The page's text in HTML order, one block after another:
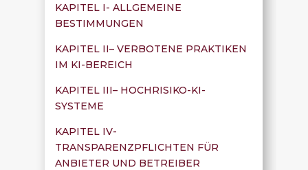
KAPITEL I- ALLGEMEINE
BESTIMMUNGEN
KAPITEL II– VERBOTENE PRAKTIKEN
IM KI-BEREICH
KAPITEL III– HOCHRISIKO-KI-
SYSTEME
KAPITEL IV-
TRANSPARENZPFLICHTEN FÜR
ANBIETER UND BETREIBER